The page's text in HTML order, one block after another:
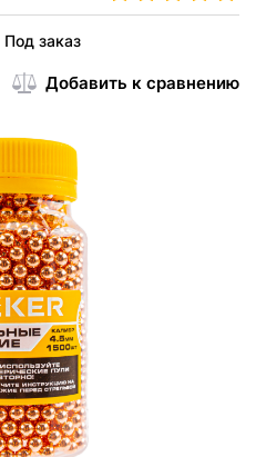
Под заказ
Добавить к сравнению